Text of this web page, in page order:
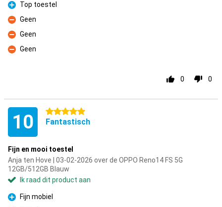
Pluspunt
Top toestel
Minpunt
Geen
Minpunt
Geen
Minpunt
Geen
0 0
10 5 sterren
Fantastisch
Fijn en mooi toestel
Anja ten Hove | 03-02-2026 over de OPPO Reno14 FS 5G
12GB/512GB Blauw
Ik raad dit product aan
Pluspunt
Fijn mobiel